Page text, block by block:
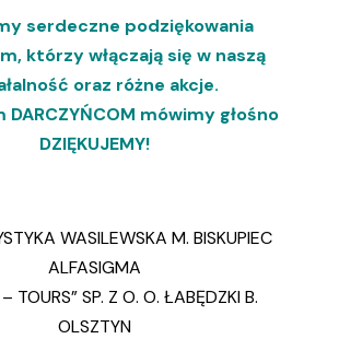
serdeczne podziękowania
którzy włączają się w naszą
oraz różne akcje.
mówimy głośno
DZIĘKUJEMY!
WASILEWSKA M. BISKUPIEC
ALFASIGMA
TOURS” SP. Z O. O. ŁABĘDZKI B.
OLSZTYN